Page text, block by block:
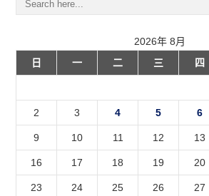
2026年 8月
日
一 二 三 四
2 3 4 5 6
9 10 11 12 13
16 17 18 19 20
23 24 25 26 27